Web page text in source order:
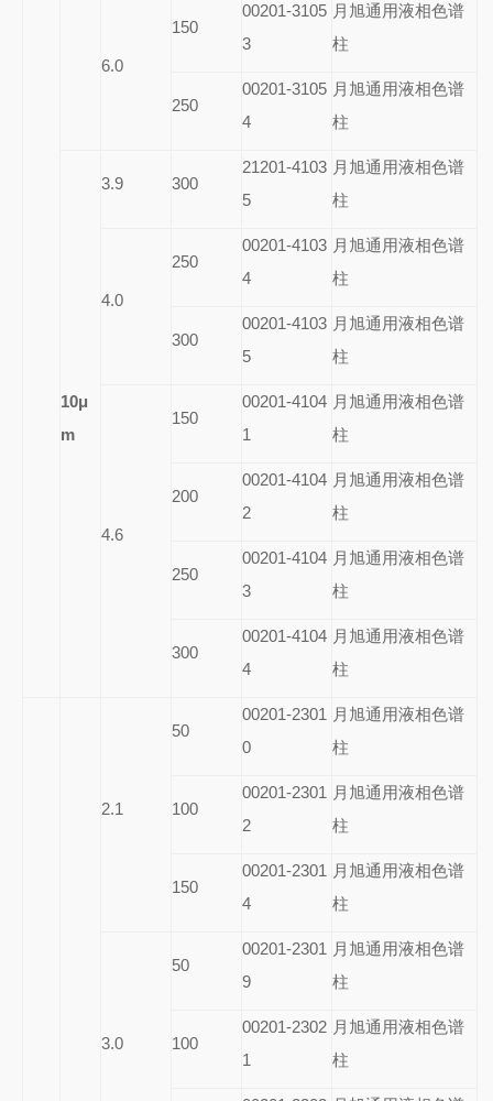
6.0
150
00201-3105
3
月旭通用液相色谱
柱
250
00201-3105
4
月旭通用液相色谱
柱
10μ
m
3.9 300
21201-4103
5
月旭通用液相色谱
柱
4.0
250
00201-4103
4
月旭通用液相色谱
柱
300
00201-4103
5
月旭通用液相色谱
柱
4.6
150
00201-4104
1
月旭通用液相色谱
柱
200
00201-4104
2
月旭通用液相色谱
柱
250
00201-4104
3
月旭通用液相色谱
柱
300
00201-4104
4
月旭通用液相色谱
柱
2.1
50
00201-2301
0
月旭通用液相色谱
柱
100
00201-2301
2
月旭通用液相色谱
柱
150
00201-2301
4
月旭通用液相色谱
柱
3.0
50
00201-2301
9
月旭通用液相色谱
柱
100
00201-2302
1
月旭通用液相色谱
柱